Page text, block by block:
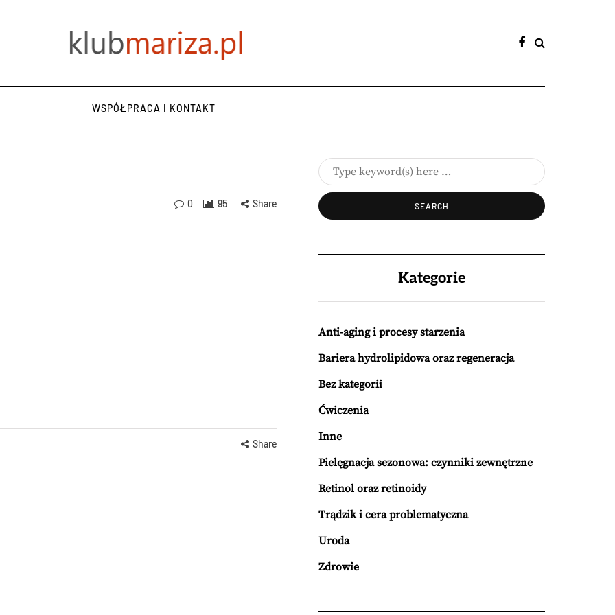
WSPÓŁPRACA I KONTAKT
0 95 Share
Share
Kategorie
Anti-aging i procesy starzenia
Bariera hydrolipidowa oraz regeneracja
Bez kategorii
Ćwiczenia
Inne
Pielęgnacja sezonowa: czynniki zewnętrzne
Retinol oraz retinoidy
Trądzik i cera problematyczna
Uroda
Zdrowie